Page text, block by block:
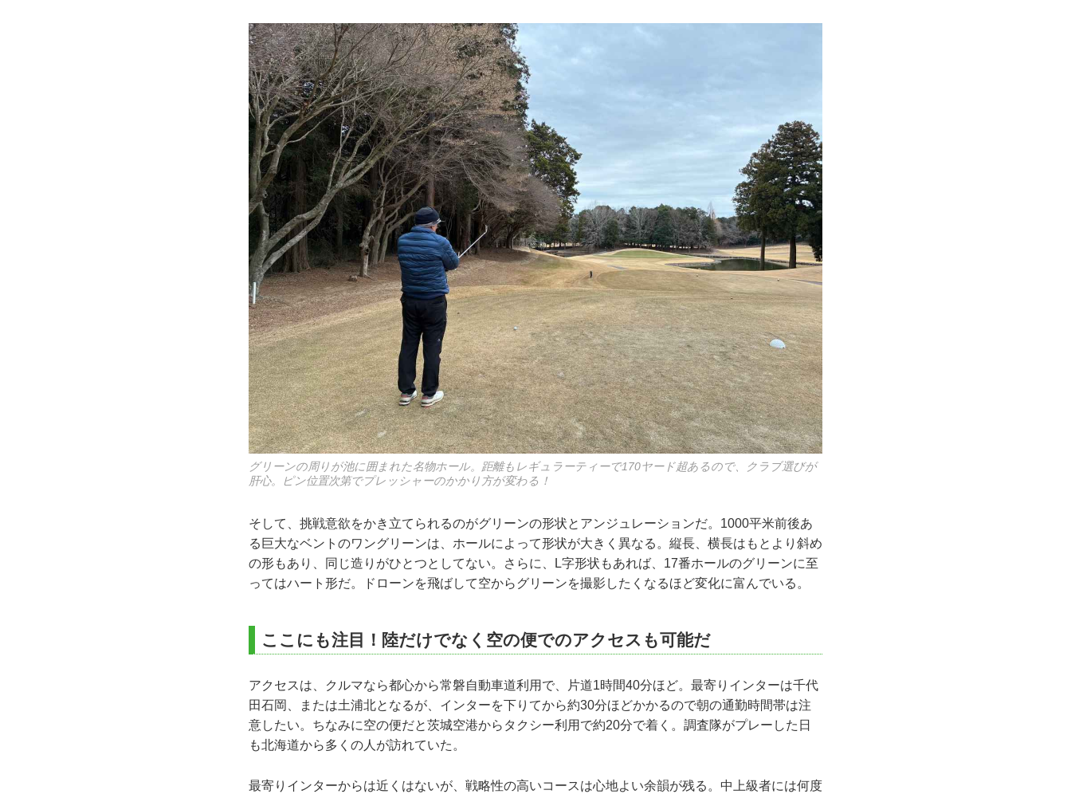
グリーンの周りが池に囲まれた名物ホール。距離もレギュラーティーで170ヤード超あるので、クラブ選びが
肝心。ピン位置次第でプレッシャーのかかり方が変わる！
そして、挑戦意欲をかき立てられるのがグリーンの形状とアンジュレーションだ。1000平米前後あ
る巨大なベントのワングリーンは、ホールによって形状が大きく異なる。縦長、横長はもとより斜め
の形もあり、同じ造りがひとつとしてない。さらに、L字形状もあれば、17番ホールのグリーンに至
ってはハート形だ。ドローンを飛ばして空からグリーンを撮影したくなるほど変化に富んでいる。
ここにも注目！陸だけでなく空の便でのアクセスも可能だ
アクセスは、クルマなら都心から常磐自動車道利用で、片道1時間40分ほど。最寄りインターは千代
田石岡、または土浦北となるが、インターを下りてから約30分ほどかかるので朝の通勤時間帯は注
意したい。ちなみに空の便だと茨城空港からタクシー利用で約20分で着く。調査隊がプレーした日
も北海道から多くの人が訪れていた。
最寄りインターからは近くはないが、戦略性の高いコースは心地よい余韻が残る。中上級者には何度